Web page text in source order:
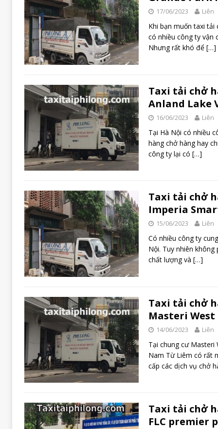
17/06/2023 Liên
Khi bạn muốn taxi
có nhiều công ty vận
Nhưng rất khó để […]
Taxi tải chở
Anland Lake
16/06/2023 Liên
Tại Hà Nội có nhiều
hàng chở hàng hay
công ty lại có […]
Taxi tải chở
Imperia
15/06/2023 Liên
Có nhiều công ty
Nội. Tuy nhiên
chất lượng và […]
Taxi tải chở
Masteri
14/06/2023 Liên
Tại chung cư Masteri
Nam Từ Liêm có rất
cấp các dịch vụ chở
Taxi tải chở
FLC premier